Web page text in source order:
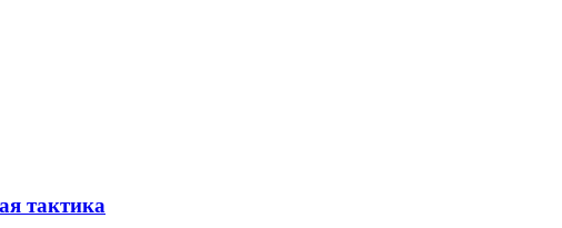
тактика